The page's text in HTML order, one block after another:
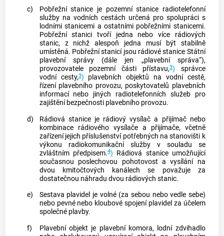
c)
Pobřežní stanice je pozemní stanice radiotelefonní
služby na vodních cestách určená pro spolupráci s
lodními stanicemi a ostatními pobřežními stanicemi.
Pobřežní stanici tvoří jedna nebo více rádiových
stanic, z nichž alespoň jedna musí být stabilně
umístěná. Pobřežní stanicíjsou rádiové stanice Státní
plavební správy (dále jen „plavební správa“),
provozovatele pozemní části přístavu,3) správce
vodní cesty,3) plavebních objektů na vodní cestě,
řízení plavebního provozu, poskytovatelů plavebních
informací nebo jiných radiotelefonních služeb pro
zajištění bezpečnosti plavebního provozu.
d)
Rádiová stanice je rádiový vysílač a přijímač nebo
kombinace rádiového vysílače a přijímače, včetně
zařízení jejich příslušenství potřebných na stanovišti k
výkonu radiokomunikační služby v souladu se
zvláštním předpisem.4) Rádiová stanice umožňující
současnou poslechovou pohotovost a vysílání na
dvou kmitočtových kanálech se považuje za
dostatečnou náhradu dvou rádiových stanic.
e)
Sestava plavidel je volné (za sebou nebo vedle sebe)
nebo pevné nebo kloubové spojení plavidel za účelem
společné plavby.
f)
Plavební objekt je plavební komora, lodní zdvihadlo